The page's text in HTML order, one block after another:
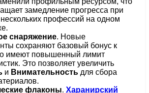
замедление прогресса при
нескольких профессий на одном
снаряжение. Новые
сохраняют базовый бонус к
имеют повышенный лимит
Это позволяет увеличить
и Внимательность для сбора
флаконы. Харанирский